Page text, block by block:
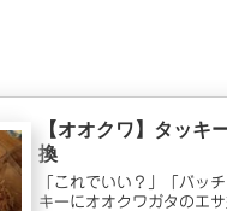
【オオクワ】タッキ
換
「これでいい？」「バッ
キーにオオクワガタのエ